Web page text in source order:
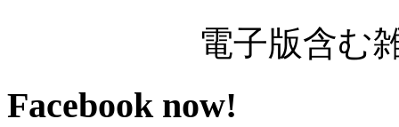
電子版含む
Facebook now!